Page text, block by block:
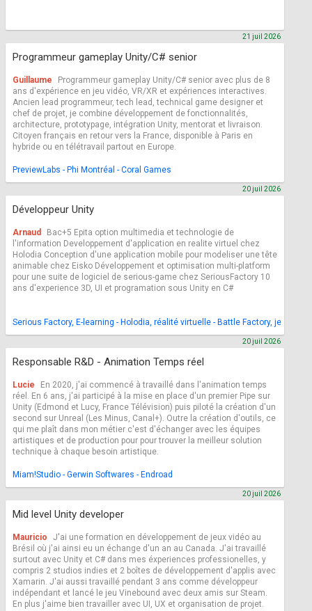
Programmeur gameplay Unity/C# senior
21 juil 2026
Guillaume
Programmeur gameplay Unity/C# senior avec plus de 8
ans d'expérience en jeu vidéo, VR/XR et expériences interactives.
Ancien lead programmeur, tech lead, technical game designer et
chef de projet, je combine développement de fonctionnalités,
architecture, prototypage, intégration Unity, mentorat et livraison.
Citoyen français en retour vers la France, disponible à Paris en
hybride ou en télétravail partout en Europe.
PreviewLabs - Phi Montréal - Coral Games
Développeur Unity
20 juil 2026
Arnaud
Bac+5 Epita option multimedia et technologie de
l'information Developpement d'application en realite virtuel chez
Holodia Conception d'une application mobile pour modeliser une tête
animable chez Eisko Développement et optimisation multi-platform
pour une suite de logiciel de serious-game chez SeriousFactory 10
ans d'experience 3D, UI et programation sous Unity en C#
Serious Factory, E-learning - Holodia, réalité virtuelle - Battle Factory, jeu video
Responsable R&D - Animation Temps réel
20 juil 2026
Lucie
En 2020, j'ai commencé à travaillé dans l'animation temps
réel. En 6 ans, j'ai participé à la mise en place d'un premier Pipe sur
Unity (Edmond et Lucy, France Télévision) puis piloté la création d'un
second sur Unreal (Les Minus, Canal+). Outre la création d'outils, ce
qui me plaît dans mon métier c'est d'échanger avec les équipes
artistiques et de production pour pour trouver la meilleur solution
technique à chaque besoin artistique.
Miam!Studio - Gerwin Softwares - Endroad
Mid level Unity developer
20 juil 2026
Mauricio
J'ai une formation en développement de jeux vidéo au
Brésil où j'ai ainsi eu un échange d'un an au Canada. J'ai travaillé
surtout avec Unity et C# dans mes éxperiences professionelles, y
compris 2 studios indies et 2 boîtes de développement d'applis avec
Xamarin. J'ai aussi travaillé pendant 3 ans comme développeur
indépendant et lancé le jeu Vinebound avec deux amis sur Steam.
En plus j'aime bien travailler avec UI, UX et organisation de projet.